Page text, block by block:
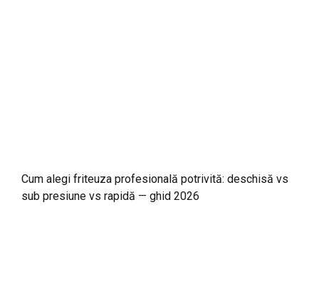
Cum alegi friteuza profesională potrivită: deschisă vs
sub presiune vs rapidă — ghid 2026